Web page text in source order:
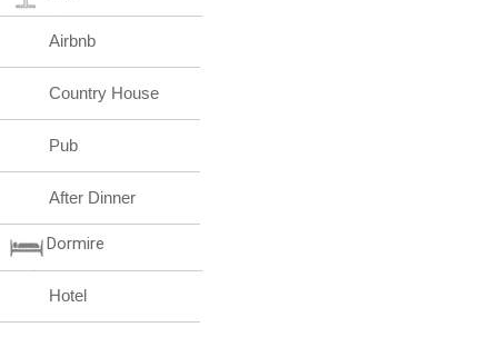
Airbnb
Country House
Pub
After Dinner
Dormire
Hotel